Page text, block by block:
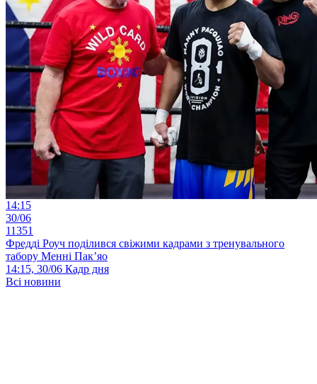
14:15
30/06
11351
Фредді Роуч поділився свіжими кадрами з тренувального
табору Менні Пак’яо
14:15, 30/06 Кадр дня
Всі новини